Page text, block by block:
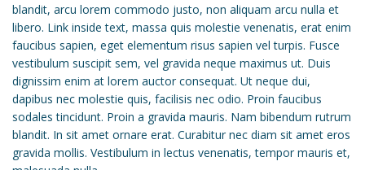
blandit, arcu lorem commodo justo, non aliquam arcu nulla et
libero. Link inside text, massa quis molestie venenatis, erat enim
faucibus sapien, eget elementum risus sapien vel turpis. Fusce
vestibulum suscipit sem, vel gravida neque maximus ut. Duis
dignissim enim at lorem auctor consequat. Ut neque dui,
dapibus nec molestie quis, facilisis nec odio. Proin faucibus
sodales tincidunt. Proin a gravida mauris. Nam bibendum rutrum
blandit. In sit amet ornare erat. Curabitur nec diam sit amet eros
gravida mollis. Vestibulum in lectus venenatis, tempor mauris et,